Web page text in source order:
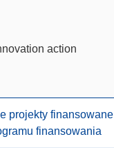
action
projekty finansowane
finansowania